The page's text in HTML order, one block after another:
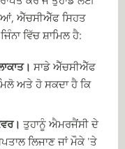
ਐੱਚਸੀਐੱਫ ਸਿਹਤ
ਵਿੱਚ ਸ਼ਾਮਿਲ ਹੈ:
ਸਾਡੇ ਐੱਚਸੀਐੱਫ
ਅਤੇ ਹੋ ਸਕਦਾ ਹੈ ਕਿ
ਤੁਹਾਨੂੰ ਐਮਰਜੈਂਸੀ ਦੇ
ਲਿਜਾਣ ਜਾਂ ਮੌਕੇ 'ਤੇ